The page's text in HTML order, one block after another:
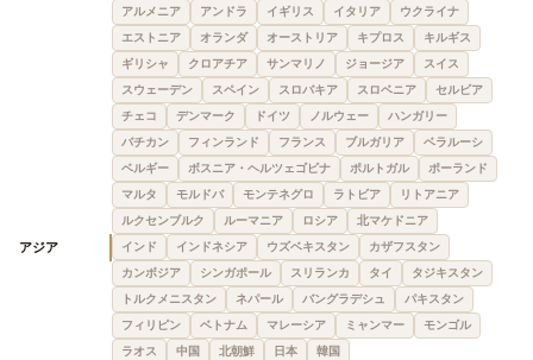
アルメニア
アンドラ イギリス イタリア
ウクライナ
エストニア
オランダ オーストリア キプロス
キルギス
ギリシャ
クロアチア サンマリノ ジョージア
スイス
スウェーデン
スペイン スロバキア スロベニア
セルビア
チェコ
デンマーク ドイツ ノルウェー
ハンガリー
バチカン
フィンランド フランス ブルガリア
ベラルーシ
ベルギー
ボスニア・ヘルツェゴビナ ポルトガル
ポーランド
マルタ
モルドバ モンテネグロ ラトビア
リトアニア
ルクセンブルク
ルーマニア ロシア 北マケドニア
アジア インド インドネシア ウズベキスタン
カザフスタン
カンボジア
シンガポール スリランカ タイ
タジキスタン
トルクメニスタン
ネパール バングラデシュ
パキスタン
フィリピン
ベトナム マレーシア ミャンマー
モンゴル
ラオス
中国 北朝鮮 日本 韓国